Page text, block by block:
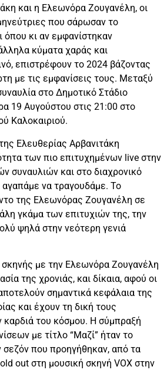
και η Ελεωνόρα Ζουγανέλη, οι
που σάρωσαν το
όπου κι αν εμφανίστηκαν
κύματα χαράς και
επιστρέφουν το 2024 βάζοντας
με τις εμφανίσεις τους. Μεταξύ
στο Δημοτικό Στάδιο
19 Αυγούστου στις 21:00 στο
Καλοκαιριού.
Ελευθερίας Αρβανιτάκη
των πιο επιτυχημένων live στην
συναυλιών και στο διαχρονικό
αγαπάμε να τραγουδάμε. Το
της Ελεωνόρας Ζουγανέλη σε
γκάμα των επιτυχιών της, την
ψηλά στην νεότερη γενιά
με την Ελεωνόρα Ζουγανέλη
της χρονιάς, και δίκαια, αφού οι
σημαντικά κεφάλαια της
και έχουν τη δική τους
καρδιά του κόσμου. Η σύμπραξή
με τίτλο “Μαζί” ήταν το
σεζόν που προηγήθηκαν, από τα
out στη μουσική σκηνή VOX στην